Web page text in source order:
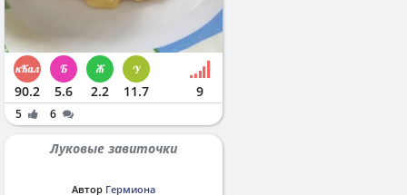
90.2 5.6 2.2 11.7 9
5 6
Луковые завиточки
Автор Гермиона